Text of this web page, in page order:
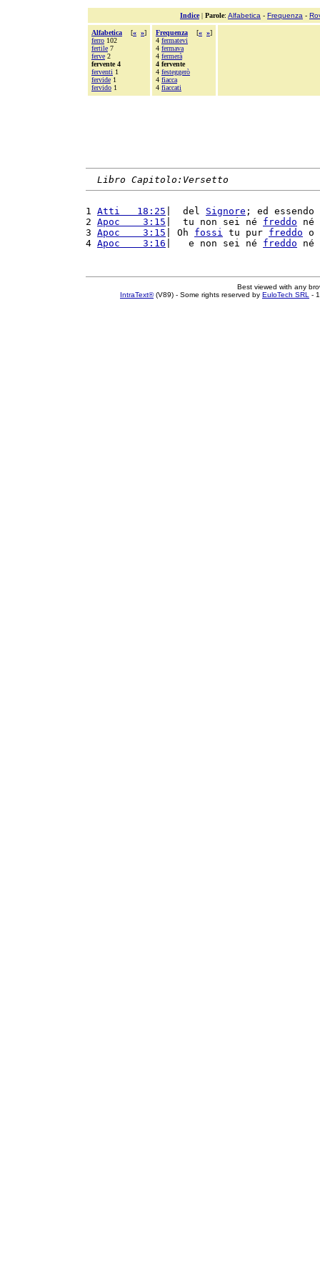
Indice| Parole: Alfabetica - Frequenza -
Alfabetica [« »]
ferro 102
fertile 7
ferve 2
fervente 4
ferventi 1
fervide 1
fervido 1
Frequenza [« »]
4 fermatevi
4 fermava
4 fermerà
4 fervente
4 festeggerò
4 fiacca
4 fiaccati
Libro Capitolo:Versetto
1 Atti   18:25 |  del Signore ; ed essendo
2 Apoc    3:15 |  tu non sei né freddo né
3 Apoc    3:15 | Oh fossi tu pur freddo o
4 Apoc    3:16 |   e non sei né freddo né
Best viewed with any
IntraText®(V89) - Some rights reserved by EuloTech SRL -